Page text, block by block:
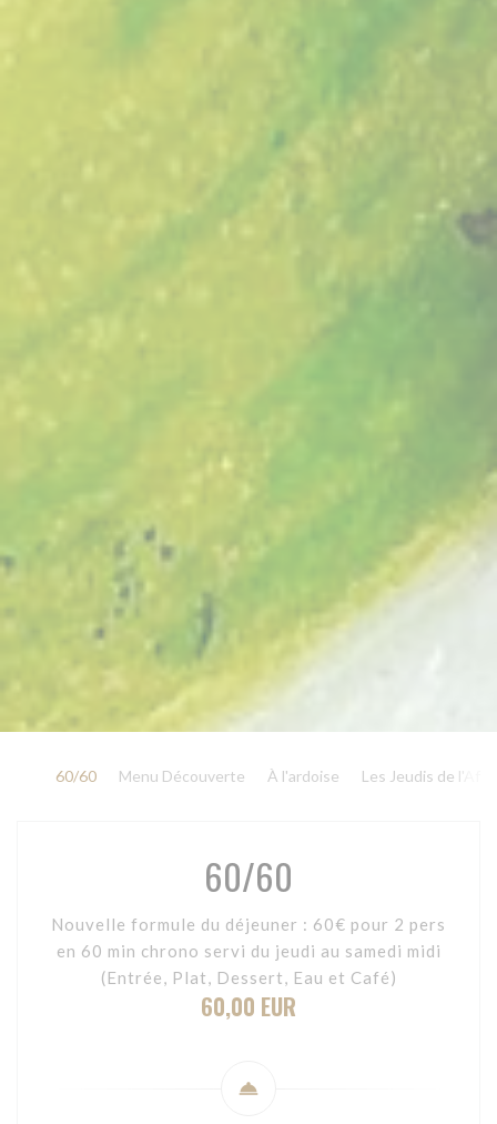
60/60 Menu Découverte À l'ardoise Les Jeudis de
60/60
Nouvelle formule du déjeuner : 60€ pour 2 pers
en 60 min chrono servi du jeudi au samedi midi
(Entrée, Plat, Dessert, Eau et Café)
60,00 EUR